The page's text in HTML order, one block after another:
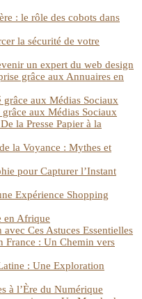
: le rôle des cobots dans
la sécurité de votre
un expert du web design
grâce aux Annuaires en
aux Médias Sociaux
aux Médias Sociaux
la Presse Papier à la
la Voyance : Mythes et
pour Capturer l’Instant
Expérience Shopping
en Afrique
Ces Astuces Essentielles
France : Un Chemin vers
: Une Exploration
à l’Ère du Numérique